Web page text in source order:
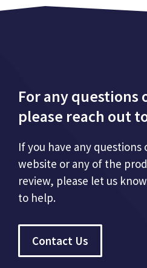
For any questions
please reach out
If you have any
website or any of the
review, please let us
to help.
Contact Us